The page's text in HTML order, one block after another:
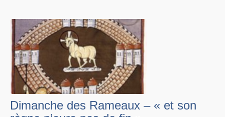
Dimanche des Rameaux – « et son